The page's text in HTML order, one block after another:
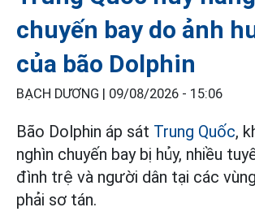
chuyến bay do ảnh
của bão Dolphin
BẠCH DƯƠNG | 09/08/2026 - 15:06
Bão Dolphin áp sát Trung Quốc,
nghìn chuyến bay bị hủy, nhiều
đình trệ và người dân tại các
phải sơ tán.